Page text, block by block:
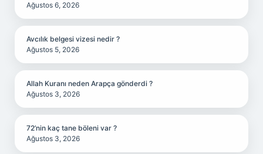
Ağustos 6, 2026
Avcılık belgesi vizesi nedir ?
Ağustos 5, 2026
Allah Kuranı neden Arapça gönderdi ?
Ağustos 3, 2026
72’nin kaç tane böleni var ?
Ağustos 3, 2026